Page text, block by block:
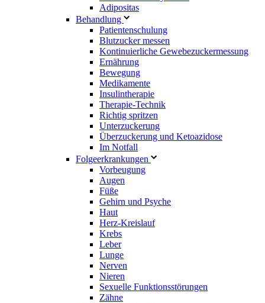
Adipositas
Behandlung
Patientenschulung
Blutzucker messen
Kontinuierliche Gewebezuckermessung
Ernährung
Bewegung
Medikamente
Insulintherapie
Therapie-Technik
Richtig spritzen
Unterzuckerung
Überzuckerung und Ketoazidose
Im Notfall
Folgeerkrankungen
Vorbeugung
Augen
Füße
Gehirn und Psyche
Haut
Herz-Kreislauf
Krebs
Leber
Lunge
Nerven
Nieren
Sexuelle Funktionsstörungen
Zähne